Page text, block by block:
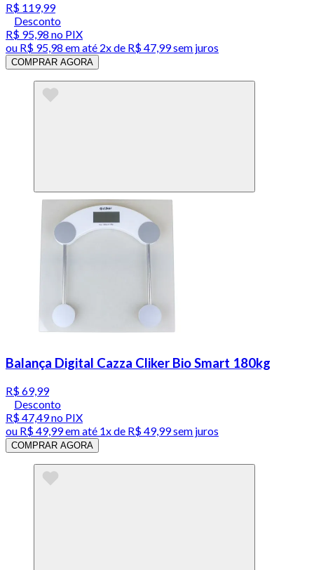
R$ 119,99
Desconto
R$ 95,98 no PIX
ou R$ 95,98 em até 2x de R$ 47,99 sem juros
COMPRAR AGORA
Balança Digital Cazza Cliker Bio Smart 180kg
R$ 69,99
Desconto
R$ 47,49no PIX
ou R$ 49,99em até 1x de R$ 49,99sem juros
COMPRAR AGORA